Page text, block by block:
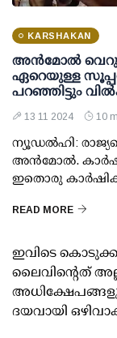
KARSHAKAN
അന്‍മോല്‍
ഏറെയുള്ള
പറഞ്ഞിട്ടും
13 11 2024 10
ന്യൂഡല്‍ഹി:
അന്‍മോല്‍.
ഇതൊരു കാര്‍ഷിക
READ MORE
ഇവിടെ
ലൈവിന്റെത്
ദയവായി